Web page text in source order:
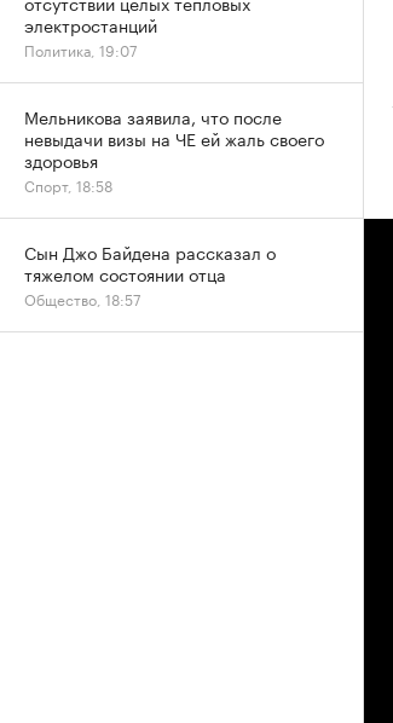
электростанций
Политика, 19:07
Мельникова заявила, что после
невыдачи визы на ЧЕ ей жаль своего
здоровья
Спорт, 18:58
Сын Джо Байдена рассказал о
тяжелом состоянии отца
Общество, 18:57